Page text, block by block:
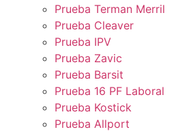
Prueba Terman Merril
Prueba Cleaver
Prueba IPV
Prueba Zavic
Prueba Barsit
Prueba 16 PF Laboral
Prueba Kostick
Prueba Allport